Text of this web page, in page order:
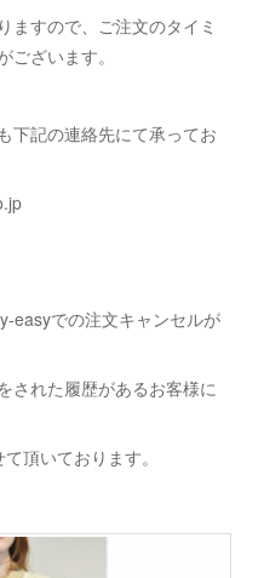
ますので、ご注文のタイミ
ざいます。
下記の連絡先にて承ってお
easyでの注文キャンセルが
された履歴があるお客様に
頂いております。